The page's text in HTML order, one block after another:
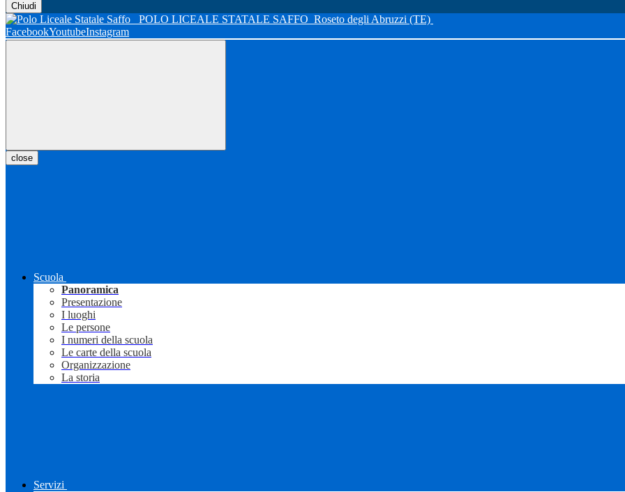
Chiudi
POLO LICEALE STATALE SAFFO Roseto degli Abruzzi (TE)
FacebookYoutubeInstagram
close
Scuola
Panoramica
Presentazione
I luoghi
Le persone
I numeri della scuola
Le carte della scuola
Organizzazione
La storia
Servizi